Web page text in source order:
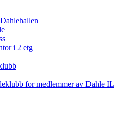
i 2 etg
for medlemmer av Dahle IL